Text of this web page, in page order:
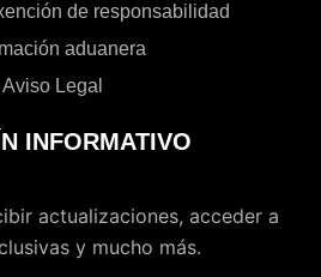
de responsabilidad
aduanera
Aviso Legal
INFORMATIVO
actualizaciones, acceder a
y mucho más.